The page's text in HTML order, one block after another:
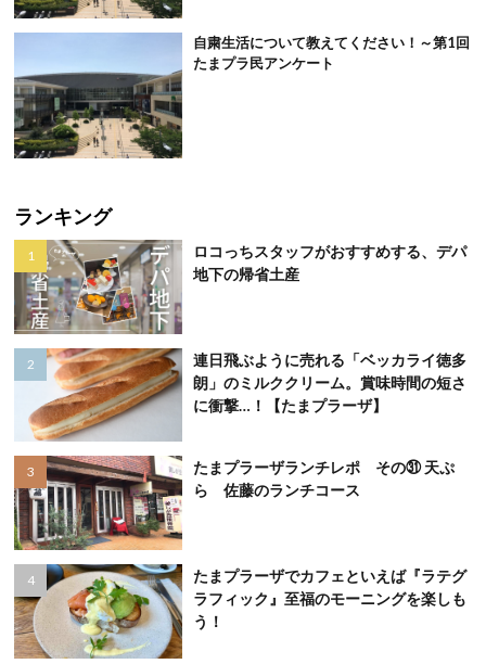
自粛生活について教えてください！～第1回
たまプラ民アンケート
ランキング
ロコっちスタッフがおすすめする、デパ
地下の帰省土産
連日飛ぶように売れる「ベッカライ徳多
朗」のミルククリーム。賞味時間の短さ
に衝撃…！【たまプラーザ】
たまプラーザランチレポ その㉛ 天ぷ
ら 佐藤のランチコース
たまプラーザでカフェといえば『ラテグ
ラフィック』至福のモーニングを楽しも
う！